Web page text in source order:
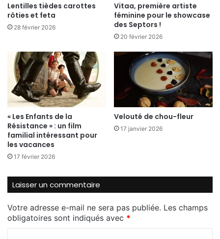
Lentilles tièdes carottes
rôties et feta
28 février 2026
Vitaa, première artiste
féminine pour le showcase
des Septors !
20 février 2026
« Les Enfants de la
Résistance » : un film
familial intéressant pour
les vacances
17 février 2026
Velouté de chou-fleur
17 janvier 2026
Laisser un commentaire
Votre adresse e-mail ne sera pas publiée. Les champs
obligatoires sont indiqués avec *